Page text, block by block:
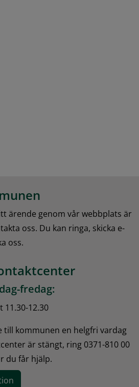
ärende genom vår webbplats är
oss. Du kan ringa, skicka e-
oss.
fredag:
11.30-12.30
till kommunen en helgfri vardag
är stängt, ring 0371-810 00
du får hjälp.